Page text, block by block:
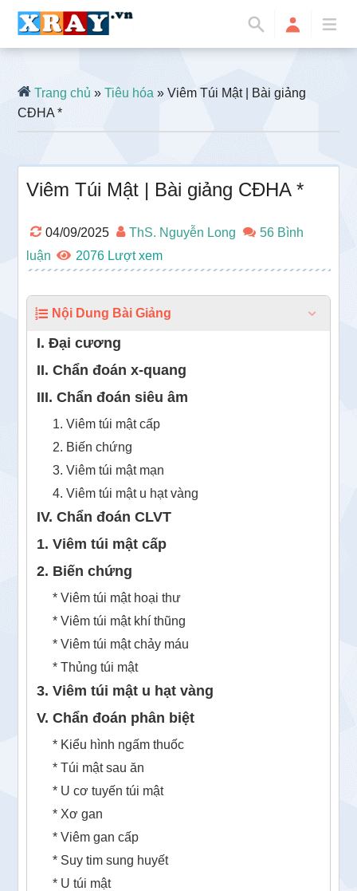
Trang chủ »Tiêu hóa » Viêm Túi Mật | Bài giảng
CĐHA *
Viêm Túi Mật | Bài giảng CĐHA *
04/09/2025 ThS. Nguyễn Long
56 Bình
luận
2076
Nội Dung Bài Giảng
I. Đại cương
II. Chẩn đoán x-quang
III. Chẩn đoán siêu âm
1. Viêm túi mật cấp
2. Biến chứng
3. Viêm túi mật mạn
4. Viêm túi mật u hạt vàng
IV. Chẩn đoán CLVT
1. Viêm túi mật cấp
2. Biến chứng
* Viêm túi mật hoại thư
* Viêm túi mật khí thũng
* Viêm túi mật chảy máu
* Thủng túi mật
3. Viêm túi mật u hạt vàng
V. Chẩn đoán phân biệt
* Kiểu hình ngấm thuốc
* Túi mật sau ăn
* U cơ tuyến túi mật
* Xơ gan
* Viêm gan cấp
* Suy tim sung huyết
* U túi mật